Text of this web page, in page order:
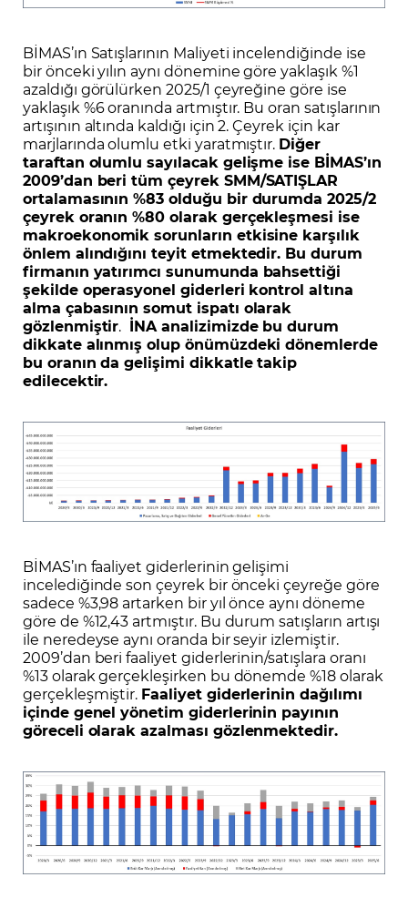
BİMAS’ın Satışlarının Maliyeti incelendiğinde ise
bir önceki yılın aynı dönemine göre yaklaşık %1
azaldığı görülürken 2025/1 çeyreğine göre ise
yaklaşık %6 oranında artmıştır. Bu oran satışlarının
artışının altında kaldığı için 2. Çeyrek için kar
marjlarında olumlu etki yaratmıştır. Diğer
taraftan olumlu sayılacak gelişme ise BİMAS’ın
2009’dan beri tüm çeyrek SMM/SATIŞLAR
ortalamasının %83 olduğu bir durumda 2025/2
çeyrek oranın %80 olarak gerçekleşmesi ise
makroekonomik sorunların etkisine karşılık
önlem alındığını teyit etmektedir. Bu durum
firmanın yatırımcı sunumunda bahsettiği
şekilde operasyonel giderleri kontrol altına
alma çabasının somut ispatı olarak
gözlenmiştir. İNA analizimizde bu durum
dikkate alınmış olup önümüzdeki dönemlerde
bu oranın da gelişimi dikkatle takip
edilecektir.
BİMAS’ın faaliyet giderlerinin gelişimi
incelediğinde son çeyrek bir önceki çeyreğe göre
sadece %3,98 artarken bir yıl önce aynı döneme
göre de %12,43 artmıştır. Bu durum satışların artışı
ile neredeyse aynı oranda bir seyir izlemiştir.
2009’dan beri faaliyet giderlerinin/satışlara oranı
%13 olarak gerçekleşirken bu dönemde %18 olarak
gerçekleşmiştir. Faaliyet giderlerinin dağılımı
içinde genel yönetim giderlerinin payının
göreceli olarak azalması gözlenmektedir.